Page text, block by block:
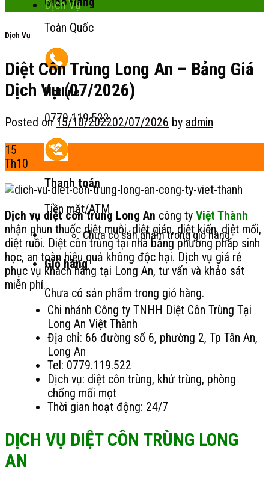
Toàn Quốc
Hotline
0779.119.522
Thanh toán
Tiền mặt/ATM
Chưa có sản phẩm trong giỏ hàng.
Giỏ hàng
Chưa có sản phẩm trong giỏ hàng.
Dịch Vụ
Dịch Vụ
Diệt Côn Trùng Long An – Bảng Giá
Dịch Vụ (07/2026)
Posted on15/10/202202/07/2026 by admin
15
Th10
Dịch vụ diệt côn trùng Long An công ty Việt Thành
nhận phun thuốc diệt muỗi, diệt gián, diệt kiến, diệt mối,
diệt ruồi. Diệt côn trùng tại nhà bằng phương pháp sinh
học, an toàn hiệu quả không độc hại. Dịch vụ giá rẻ
phục vụ khách hàng tại Long An, tư vấn và khảo sát
miễn phí.
Chi nhánh Công ty TNHH Diệt Côn Trùng Tại
Long An Việt Thành
Địa chỉ: 66 đường số 6, phường 2, Tp Tân An,
Long An
Tel: 0779.119.522
Dịch vụ: diệt côn trùng, khử trùng, phòng
chống mối mọt
Thời gian hoạt động: 24/7
DỊCH VỤ DIỆT CÔN TRÙNG LONG
AN